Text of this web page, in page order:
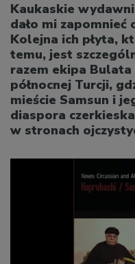
Kaukaskie
dało mi
Kolejna ich płyta,
temu, jest
razem ekipa
północnej Turcji,
mieście Samsun i
diaspora
w stronach